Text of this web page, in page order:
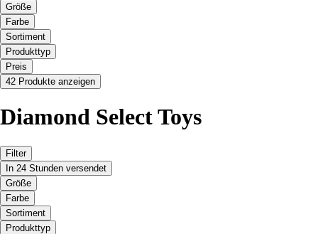
Größe
Farbe
Sortiment
Produkttyp
Preis
42 Produkte anzeigen
Diamond Select Toys
Filter
In 24 Stunden versendet
Größe
Farbe
Sortiment
Produkttyp